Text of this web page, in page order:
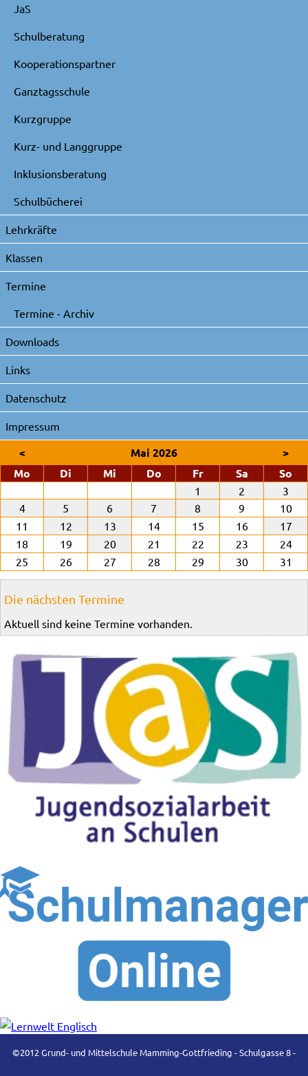
JaS
Schulberatung
Kooperationspartner
Ganztagsschule
Kurzgruppe
Kurz- und Langgruppe
Inklusionsberatung
Schulbücherei
Lehrkräfte
Klassen
Termine
Termine - Archiv
Downloads
Links
Datenschutz
Impressum
< Mai 2026
>
Mo
Di enstagMi ttwochDonnerstag
Freitag SamstagSo
1 2
3
4
5 6 7 8 9
10
11
12 13 14 15 16
17
18
19 20 21 22 23
24
25
26 27 28 29 30 31
Die nächsten Termine
Aktuell sind keine Termine vorhanden.
©2012 Grund- und Mittelschule Mamming-Gottfrieding - Schulgasse 8 -